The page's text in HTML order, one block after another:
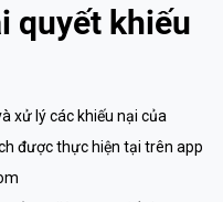
quyết khiếu
xử lý các khiếu nại của
được thực hiện tại trên app